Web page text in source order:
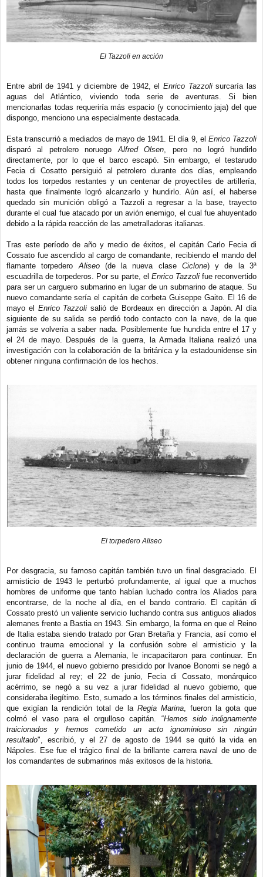
El Tazzoli en acción
Entre abril de 1941 y diciembre de 1942, el Enrico Tazzolisurcaría las
aguas del Atlántico, viviendo toda serie de aventuras. Si bien
mencionarlas todas requeriría más espacio (y conocimiento jaja) del que
dispongo, menciono una especialmente destacada.
Esta transcurrió a mediados de mayo de 1941. El día 9, el Enrico Tazzoli
disparó al petrolero noruegoAlfred Olsen, pero no logró hundirlo
directamente, por lo que el barco escapó. Sin embargo, el testarudo
Fecia di Cosatto persiguió al petrolero durante dos días, empleando
todos los torpedos restantes y un centenar de proyectiles de artillería,
hasta que finalmente logró alcanzarlo y hundirlo. Aún así, el haberse
quedado sin munición obligó a Tazzoli a regresar a la base, trayecto
durante el cual fue atacado por un avión enemigo, el cual fue ahuyentado
debido a la rápida reacción de las ametralladoras italianas.
Tras este período de año y medio de éxitos, el capitán Carlo Fecia di
Cossato fue ascendido al cargo de comandante, recibiendo el mando del
flamante torpederoAliseo(de la nueva clase Ciclone) y de la 3ª
escuadrilla de torpederos. Por su parte, el Enrico Tazzolifue reconvertido
para ser un carguero submarino en lugar de un submarino de ataque. Su
nuevo comandante sería el capitán de corbeta Guiseppe Gaito. El 16 de
mayo el Enrico Tazzoli salió de Bordeaux en dirección a Japón. Al día
siguiente de su salida se perdió todo contacto con la nave, de la que
jamás se volvería a saber nada. Posiblemente fue hundida entre el 17 y
el 24 de mayo. Después de la guerra, la Armada Italiana realizó una
investigación con la colaboración de la británica y la estadounidense sin
obtener ninguna confirmación de los hechos.
El torpedero Aliseo
Por desgracia, su famoso capitán también tuvo un final desgraciado. El
armisticio de 1943 le perturbó profundamente, al igual que a muchos
hombres de uniforme que tanto habían luchado contra los Aliados para
encontrarse, de la noche al día, en el bando contrario. El capitán di
Cossato prestó un valiente servicio luchando contra sus antiguos aliados
alemanes frente a Bastia en 1943. Sin embargo, la forma en que el Reino
de Italia estaba siendo tratado por Gran Bretaña y Francia, así como el
continuo trauma emocional y la confusión sobre el armisticio y la
declaración de guerra a Alemania, le incapacitaron para continuar. En
junio de 1944, el nuevo gobierno presidido por Ivanoe Bonomi se negó a
jurar fidelidad al rey; el 22 de junio, Fecia di Cossato, monárquico
acérrimo, se negó a su vez a jurar fidelidad al nuevo gobierno, que
consideraba ilegítimo. Esto, sumado a los términos finales del armisticio,
que exigían la rendición total de la Regia Marina , fueron la gota que
colmó el vaso para el orgulloso capitán. “Hemos sido indignamente
traicionados y hemos cometido un acto ignominioso sin ningún
resultado", escribió, y el 27 de agosto de 1944 se quitó la vida en
Nápoles. Ese fue el trágico final de la brillante carrera naval de uno de
los comandantes de submarinos más exitosos de la historia.